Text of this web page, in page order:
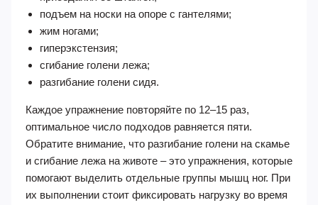
подъем на носки на опоре с гантелями;
жим ногами;
гиперэкстензия;
сгибание голени лежа;
разгибание голени сидя.
Каждое упражнение повторяйте по 12–15 раз,
оптимальное число подходов равняется пяти.
Обратите внимание, что разгибание голени на скамье
и сгибание лежа на животе – это упражнения, которые
помогают выделить отдельные группы мышц ног. При
их выполнении стоит фиксировать нагрузку во время